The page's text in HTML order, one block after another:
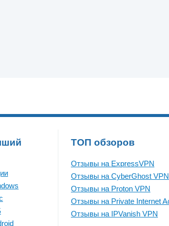
ТОП обзоров
Отзывы на ExpressVPN
Отзывы на CyberGhost VPN
Отзывы на Proton VPN
Отзывы на Private Internet
Отзывы на IPVanish VPN